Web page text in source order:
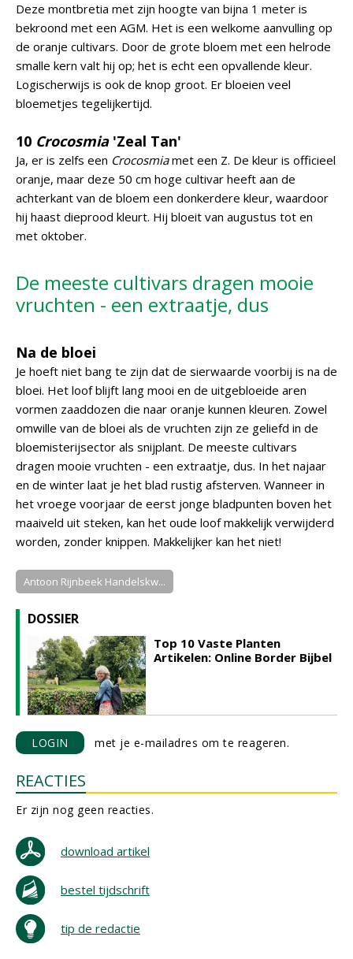
Deze montbretia met zijn hoogte van bijna 1 meter is
bekroond met een AGM. Het is een welkome aanvulling op
de oranje cultivars. Door de grote bloem met een helrode
smalle kern valt hij op; het is echt een opvallende kleur.
Logischerwijs is ook de knop groot. Er bloeien veel
bloemetjes tegelijkertijd.
10 Crocosmia'Zeal Tan'
Ja, er is zelfs een Crocosmiamet een Z. De kleur is officieel
oranje, maar deze 50 cm hoge cultivar heeft aan de
achterkant van de bloem een donkerdere kleur, waardoor
hij haast dieprood kleurt. Hij bloeit van augustus tot en
met oktober.
De meeste cultivars dragen mooie
vruchten - een extraatje, dus
Na de bloei
Je hoeft niet bang te zijn dat de sierwaarde voorbij is na de
bloei. Het loof blijft lang mooi en de uitgebloeide aren
vormen zaaddozen die naar oranje kunnen kleuren. Zowel
omwille van de bloei als de vruchten zijn ze geliefd in de
bloemisterijsector als snijplant. De meeste cultivars
dragen mooie vruchten - een extraatje, dus. In het najaar
en de winter laat je het blad rustig afsterven. Wanneer in
het vroege voorjaar de eerst jonge bladpunten boven het
maaiveld uit steken, kan het oude loof makkelijk verwijderd
worden, zonder knippen. Makkelijker kan het niet!
Antoon Rijnbeek Handelskw...
DOSSIER
Top 10 Vaste Planten
Artikelen: Online Border Bijbel
LOGIN met je e-mailadres om te reageren.
REACTIES
Er zijn nog geen reacties.
download artikel
bestel tijdschrift
tip de redactie